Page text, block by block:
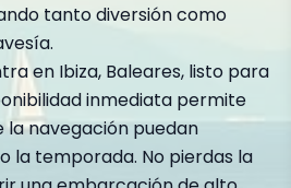
tanto diversión como
en Ibiza, Baleares, listo para
inmediata permite
la navegación puedan
la temporada. No pierdas la